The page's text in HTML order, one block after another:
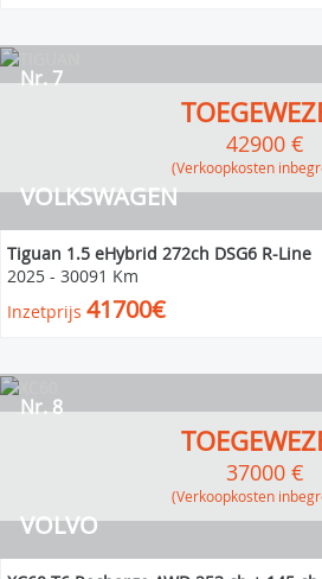
VOLKSWAGEN
Nr. 7
42900 €
(verkoopkosten
Tiguan 1.5 eHybrid 272ch DSG6 R-Line
2025 - 30091 Km
Inzetprijs 41700€
VOLVO
Nr. 8
37000 €
(verkoopkosten